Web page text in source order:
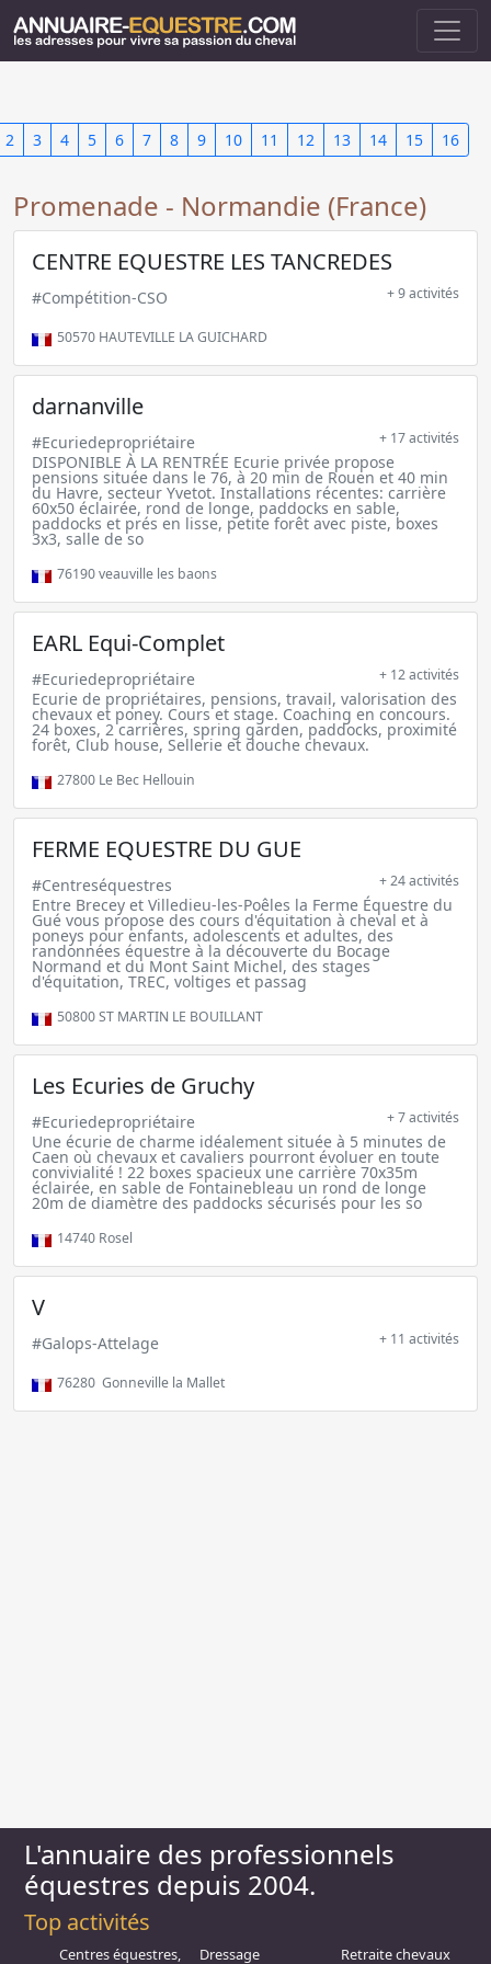
2 3 4 5 6 7 8 9 10 11 12 13 14 15 16
Promenade - Normandie (France)
CENTRE EQUESTRE LES TANCREDES
#Compétition-CSO + 9 activités
50570 HAUTEVILLE LA GUICHARD
darnanville
#Ecuriedepropriétaire + 17 activités
DISPONIBLE À LA RENTRÉE Ecurie privée propose
pensions située dans le 76, à 20 min de Rouen et 40 min
du Havre, secteur Yvetot. Installations récentes: carrière
60x50 éclairée, rond de longe, paddocks en sable,
paddocks et prés en lisse, petite forêt avec piste, boxes
3x3, salle de so
76190veauville les baons
EARL Equi-Complet
#Ecuriedepropriétaire + 12 activités
Ecurie de propriétaires, pensions, travail, valorisation des
chevaux et poney. Cours et stage. Coaching en concours.
24 boxes, 2 carrières, spring garden, paddocks, proximité
forêt, Club house, Sellerie et douche chevaux.
27800 Le Bec Hellouin
FERME EQUESTRE DU GUE
#Centreséquestres + 24 activités
Entre Brecey et Villedieu-les-Poêles la Ferme Équestre du
Gué vous propose des cours d'équitation à cheval et à
poneys pour enfants, adolescents et adultes, des
randonnées équestre à la découverte du Bocage
Normand et du Mont Saint Michel, des stages
d'équitation, TREC, voltiges et passag
50800ST MARTIN LE BOUILLANT
Les Ecuries de Gruchy
#Ecuriedepropriétaire + 7 activités
Une écurie de charme idéalement située à 5 minutes de
Caen où chevaux et cavaliers pourront évoluer en toute
convivialité ! 22 boxes spacieux une carrière 70x35m
éclairée, en sable de Fontainebleau un rond de longe
20m de diamètre des paddocks sécurisés pour les so
14740 Rosel
V
#Galops-Attelage + 11 activités
76280 Gonneville la Mallet
L'annuaire des professionnels
équestres depuis 2004.
Top activités
Centres équestres,
Dressage
Retraite chevaux